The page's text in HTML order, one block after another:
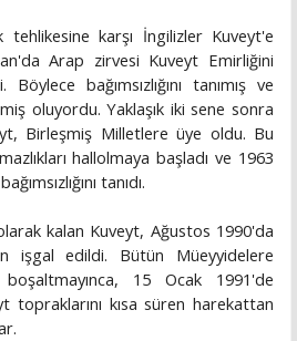
tehlikesine karşı İngilizler Kuveyt'e
Arap zirvesi Kuveyt Emirliğini
bağımsızlığını tanımış ve
oluyordu. Yaklaşık iki sene sonra
Birleşmiş Milletlere üye oldu. Bu
hallolmaya başladı ve 1963
tanıdı.
kalan Kuveyt, Ağustos 1990'da
işgal edildi. Bütün Müeyyidelere
15 Ocak 1991'de
topraklarını kısa süren harekattan